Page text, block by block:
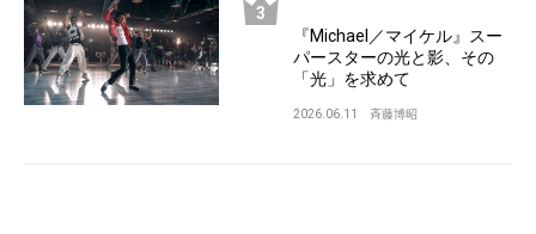
『Michael／マイケル』スー
パースターの光と影、その
「光」を求めて
2026.06.11 斉藤博昭